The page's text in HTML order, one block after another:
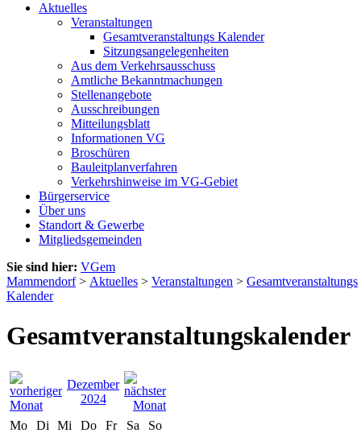
Aktuelles
Veranstaltungen
Gesamtveranstaltungs Kalender
Sitzungsangelegenheiten
Aus dem Verkehrsausschuss
Amtliche Bekanntmachungen
Stellenangebote
Ausschreibungen
Mitteilungsblatt
Informationen VG
Broschüren
Bauleitplanverfahren
Verkehrshinweise im VG-Gebiet
Bürgerservice
Über uns
Standort & Gewerbe
Mitgliedsgemeinden
Sie sind hier: VGem
Mammendorf> Aktuelles > Veranstaltungen > Gesamtveranstaltungs
Kalender
Gesamtveranstaltungskalender
Dezember
2024
Mo
Di Mi Do Fr Sa
So